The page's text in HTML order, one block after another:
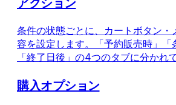
アクション
条件の状態ごとに、カートボタン
容を設定します。「予約販売時」「
「終了日後」の4つのタブに分かれ
購入オプション